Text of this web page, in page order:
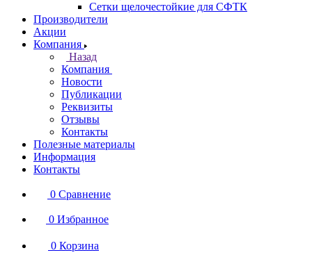
Сетки щелочестойкие для СФТК
Производители
Акции
Компания
Назад
Компания
Новости
Публикации
Реквизиты
Отзывы
Контакты
Полезные материалы
Информация
Контакты
0 Сравнение
0 Избранное
0 Корзина